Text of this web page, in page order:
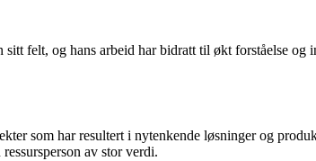
felt, og hans arbeid har bidratt til økt forståelse og
som har resultert i nytenkende løsninger og
av stor verdi.